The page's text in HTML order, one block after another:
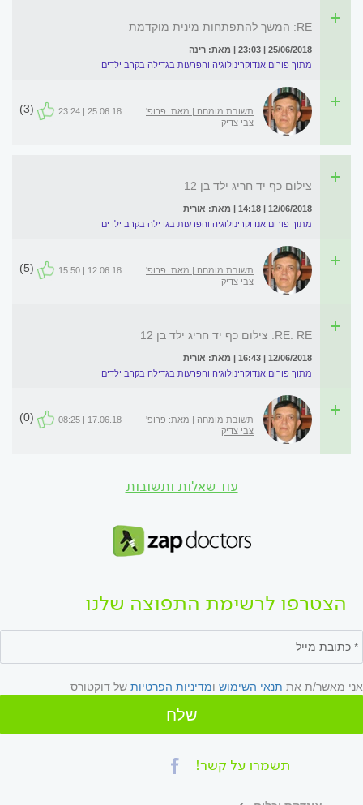
RE: המשך להתפתחות מינית מוקדמת
25/06/2018 | 23:03 | מאת: רינה
מתוך פורום אנדוקרינולוגיה והפרעות בגדילה בקרב ילדים
תשובת מומחה | מאת: פרופ'
צבי צדיק
25.06.18 | 23:24
(3)
צילום כף יד חריג ילד בן 12
12/06/2018 | 14:18 | מאת: אורית
מתוך פורום אנדוקרינולוגיה והפרעות בגדילה בקרב ילדים
תשובת מומחה | מאת: פרופ'
צבי צדיק
12.06.18 | 15:50
(5)
RE: RE: צילום כף יד חריג ילד בן 12
12/06/2018 | 16:43 | מאת: אורית
מתוך פורום אנדוקרינולוגיה והפרעות בגדילה בקרב ילדים
תשובת מומחה | מאת: פרופ'
צבי צדיק
17.06.18 | 08:25
(0)
עוד שאלות ותשובות
הצטרפו לרשימת התפוצה שלנו
אני מאשר/ת את תנאי השימוש ומדיניות הפרטיות של דוקטורס
שלח
תשמרו על קשר!